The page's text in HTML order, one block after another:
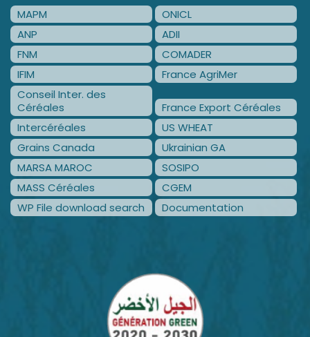
MAPM
ONICL
ANP
ADII
FNM
COMADER
IFIM
France AgriMer
Conseil Inter. des
Céréales
France Export Céréales
Intercéréales
US WHEAT
Grains Canada
Ukrainian GA
MARSA MAROC
SOSIPO
MASS Céréales
CGEM
WP File download search
Documentation